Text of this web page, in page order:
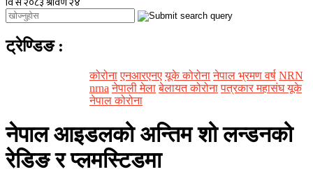
ट्रेण्डिङ :
कोरोना एनआरएनए यूके कोरोना नेपाल भ्रमण वर्ष NRN
nrna नेपाली मेला बेलायत कोरोना पत्रकार महासंघ यूके
नेपाल कोरोना
नेपाल आइडलको अन्तिम शो लन्डनको
रेडिङ र प्लमस्टिडमा